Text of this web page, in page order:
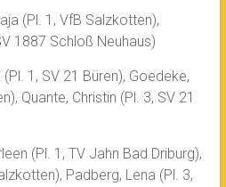
(Pl. 1, VfB Salzkotten),
1887 Schloß Neuhaus)
1, SV 21 Büren), Goedeke,
Quante, Christin (Pl. 3, SV 21
(Pl. 1, TV Jahn Bad Driburg),
Padberg, Lena (Pl. 3,